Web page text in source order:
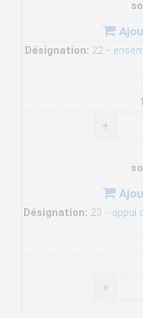
Désignation: 22 -
+
Désignation: 23 - appui
+